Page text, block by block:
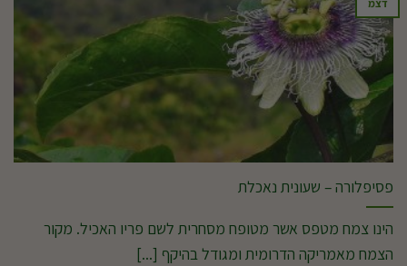
פסיפלורה – שעונית נאכלת
הינו צמח מטפס אשר מטופח מסחרית לשם פריו האכיל. מקור
הצמח מאמריקה הדרומית ומגודל בהיקף [...]
דצמ